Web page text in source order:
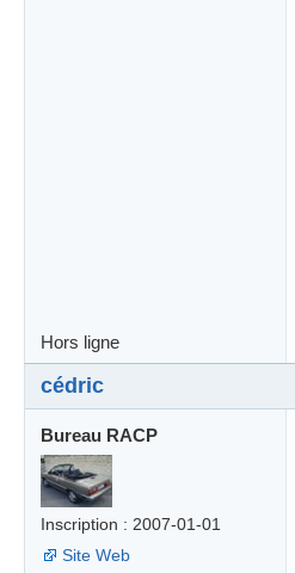
Hors ligne
cédric
Bureau RACP
Inscription : 2007-01-01
Site Web